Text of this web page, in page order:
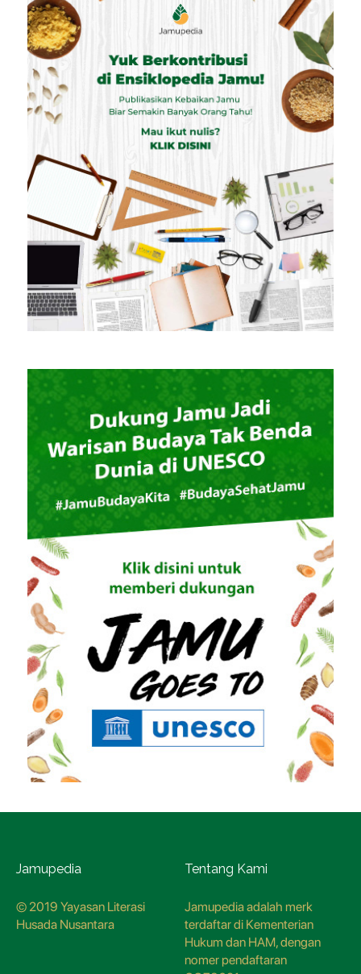
Jamupedia
© 2019 Yayasan Literasi
Husada Nusantara
Tentang Kami
Jamupedia adalah merk
terdaftar di Kementerian
Hukum dan HAM, dengan
nomer pendaftaran